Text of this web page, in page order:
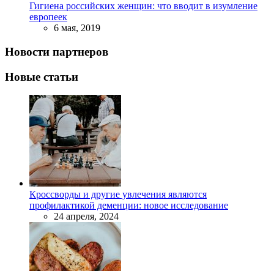
Гигиена российских женщин: что вводит в изумление
европеек
6 мая, 2019
Новости партнеров
Новые статьи
Кроссворды и другие увлечения являются
профилактикой деменции: новое исследование
24 апреля, 2024